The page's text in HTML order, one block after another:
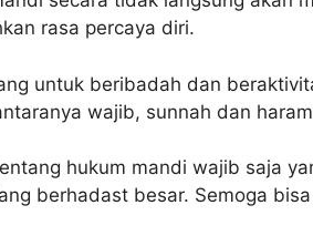
rasa percaya diri.
untuk beribadah dan
wajib, sunnah dan
hukum mandi wajib saja
berhadast besar. Semoga